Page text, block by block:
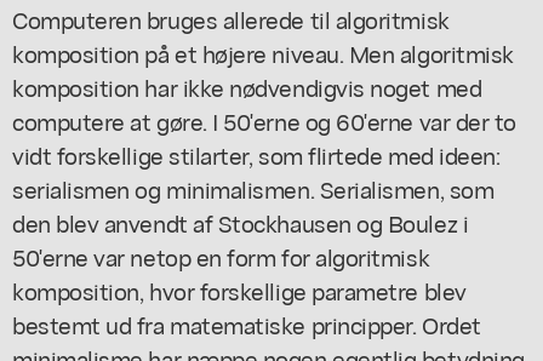
Computeren bruges allerede til algoritmisk
komposition på et højere niveau. Men algoritmisk
komposition har ikke nødvendigvis noget med
computere at gøre. I 50'erne og 60'erne var der to
vidt forskellige stilarter, som flirtede med ideen:
serialismen og minimalismen. Serialismen, som
den blev anvendt af Stockhausen og Boulez i
50'erne var netop en form for algoritmisk
komposition, hvor forskellige parametre blev
bestemt ud fra matematiske principper. Ordet